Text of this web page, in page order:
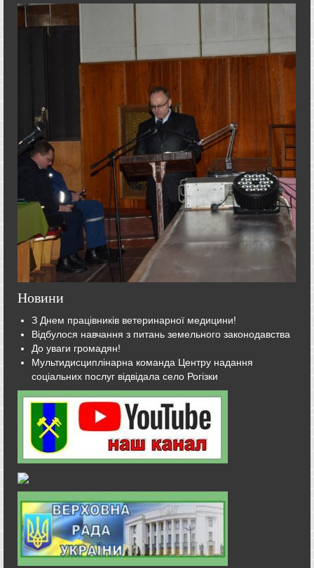
Новини
З Днем працівників ветеринарної медицини!
Відбулося навчання з питань земельного законодавства
До уваги громадян!
Мультидисциплінарна команда Центру надання
соціальних послуг відвідала село Рогізки